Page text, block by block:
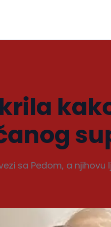
sa Peđom, a